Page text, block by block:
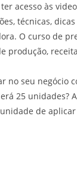
acesso às
técnicas,
O curso de
produção,
no seu negócio
25 unidades?
de